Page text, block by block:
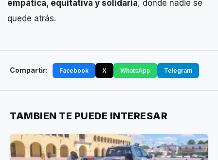
empática, equitativa y solidaria, donde nadie se
quede atrás.
Compartir: Facebook X WhatsApp Telegram
TAMBIEN TE PUEDE INTERESAR